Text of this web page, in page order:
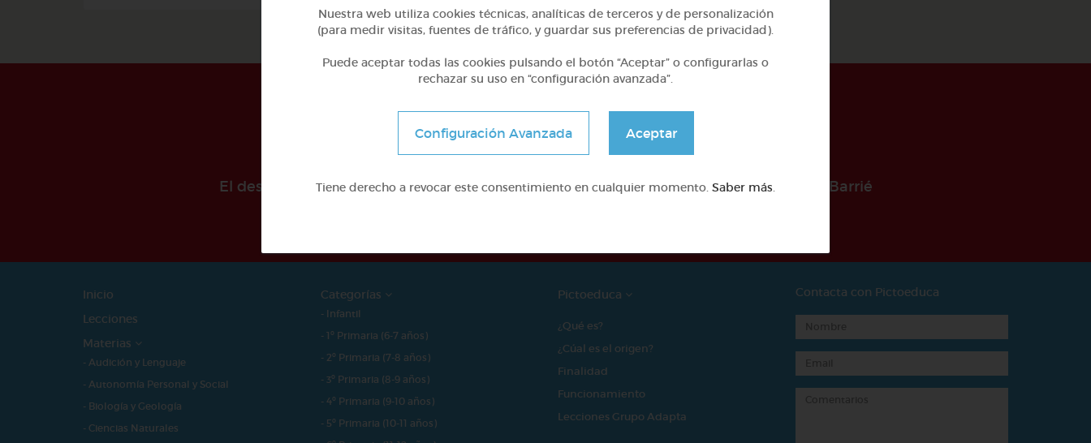
El desarollo de este proyecto ha sido posible gracias al mecenazgo de la Fundación Barrié
Inicio
Lecciones
Materias
- Audición y Lenguaje
- Autonomía Personal y Social
- Biología y Geología
- Ciencias Naturales
Categorías
- Infantil
- 1º Primaria (6-7 años)
- 2º Primaria (7-8 años)
- 3º Primaria (8-9 años)
- 4º Primaria (9-10 años)
- 5º Primaria (10-11 años)
Pictoeduca
¿Qué es?
¿Cúal es el origen?
Finalidad
Funcionamiento
Lecciones Grupo Adapta
Contacta con Pictoeduca
Nuestra web utiliza cookies técnicas, analíticas de terceros y de personalización
(para medir visitas, fuentes de tráfico, y guardar sus preferencias de privacidad).
Puede aceptar todas las cookies pulsando el botón “Aceptar” o configurarlas o
rechazar su uso en “configuración avanzada”.
Configuración Avanzada Aceptar
Tiene derecho a revocar este consentimiento en cualquier momento. Saber más.